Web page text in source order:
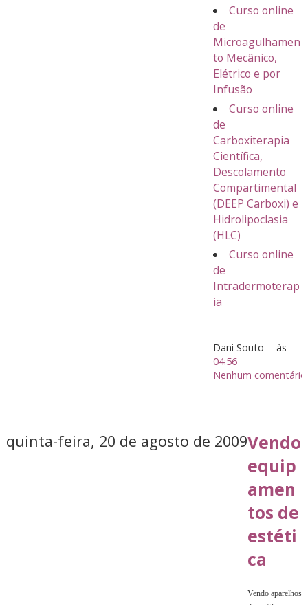
Curso online
de
Microagulhamen
to Mecânico,
Elétrico e por
Infusão
Curso online
de
Carboxiterapia
Científica,
Descolamento
Compartimental
(DEEP Carboxi) e
Hidrolipoclasia
(HLC)
Curso online
de
Intradermoterap
ia
Dani Souto
às
04:56
Nenhum comentário:
quinta-feira, 20 de agosto de 2009Vendo
equip
amen
tos de
estéti
ca
Vendo aparelhos